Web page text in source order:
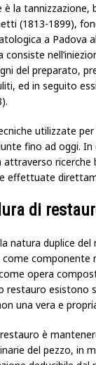
è la tannizzazione,
(1813-1899),
a Padova
consiste
del preparato,
ed in seguito
utilizzate per
fino ad oggi. In
ricerche
effettuate
di
natura duplice del
componente
opera
restauro esistono
una vera e
è
del pezzo, in